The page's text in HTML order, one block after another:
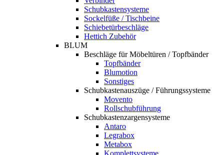
Schubkastensysteme
Sockelfüße / Tischbeine
Schiebetürbeschläge
Hettich Zubehör
BLUM
Beschläge für Möbeltüren / Topfbänder
Topfbänder
Blumotion
Sonstiges
Schubkastenauszüge / Führungssysteme
Movento
Rollschubführung
Schubkastenzargensysteme
Antaro
Legrabox
Metabox